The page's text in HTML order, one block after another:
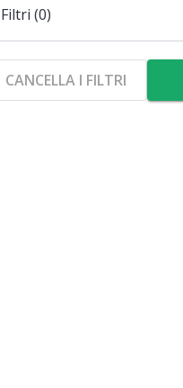
Filtri (0)
CANCELLA I FILTRI